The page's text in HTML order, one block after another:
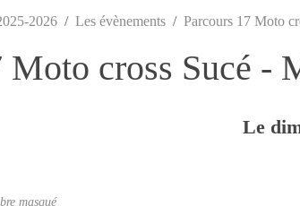
2026 Les évènements Parcours 17 Moto
Moto cross Sucé -
Le
masqué